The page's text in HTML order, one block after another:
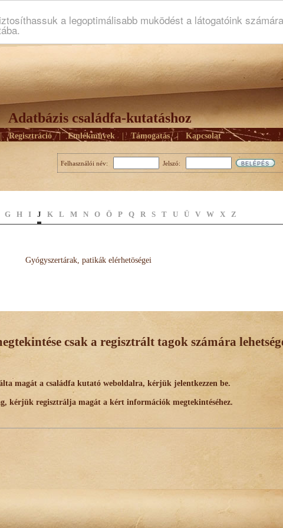
a legoptimálisabb muködést a látogatóink
Adatbázis családfa-kutatáshoz
Regisztráció | Emlékmûvek | Támogatás | Kapcsolat
Felhasználói név: Jelszó:
G H I J K L M N O Ö P Q R S T U Ü V W X Z
Gyógyszertárak, patikák elérhetöségei
csak a regisztrált tagok számára
magát a családfa kutató weboldalra, kérjük jelentkezzen be.
kérjük regisztrálja magát a kért információk megtekintéséhez.